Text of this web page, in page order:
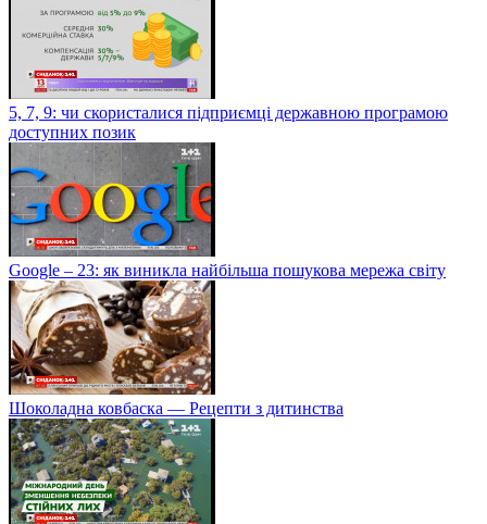
5, 7, 9: чи скористалися підприємці державною програмою
доступних позик
Google – 23: як виникла найбільша пошукова мережа світу
Шоколадна ковбаска — Рецепти з дитинства